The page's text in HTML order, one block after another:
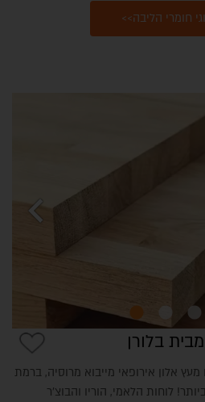
חומרי הליבה>>
chevron_left
בלורן
אלון אירופאי מייבוא מרוסיה, ברמת
הטובה ביותר! לוחות הלאמי, הוריו והבוצ'ר